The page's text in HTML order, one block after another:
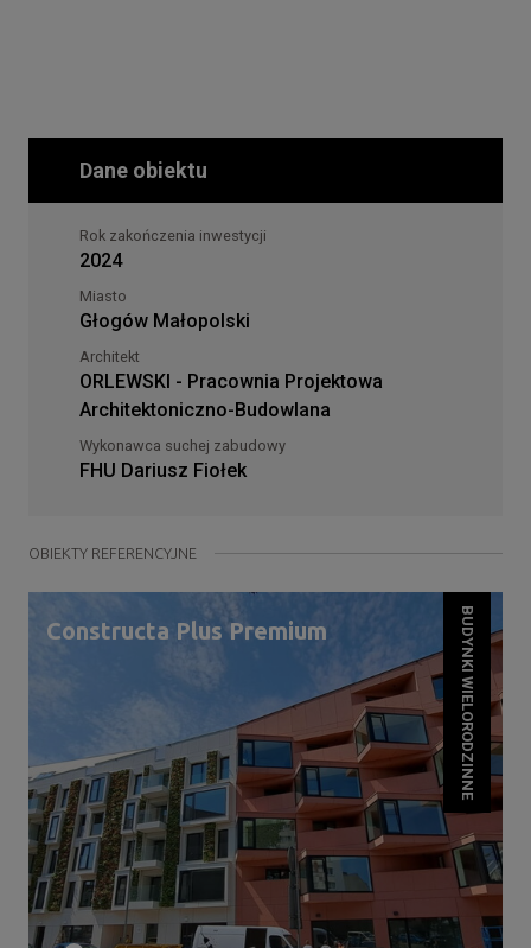
Dane obiektu
Rok zakończenia inwestycji
2024
Miasto
Głogów Małopolski
Architekt
ORLEWSKI - Pracownia Projektowa
Architektoniczno-Budowlana
Wykonawca suchej zabudowy
FHU Dariusz Fiołek
OBIEKTY REFERENCYJNE
Constructa Plus Premium BUDYNKI WIELORODZINNE